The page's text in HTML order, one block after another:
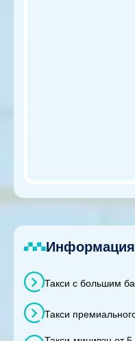
Информация
Такси с большим
Такси